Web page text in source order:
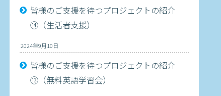
皆様のご支援を待つプロジェクトの紹介
⑭（生活者支援）
2024年9月10日
皆様のご支援を待つプロジェクトの紹介
⑬（無料英語学習会）